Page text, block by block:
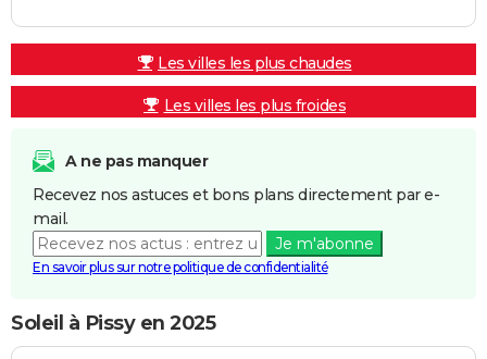
Les villes les plus chaudes
Les villes les plus froides
A ne pas manquer
Recevez nos astuces et bons plans directement par e-
mail.
Je m'abonne
En savoir plus sur notre politique de confidentialité
Soleil à Pissy en 2025